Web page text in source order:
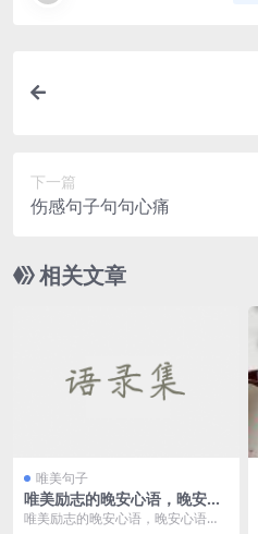
下一篇
伤感句子句句心痛
相关文章
唯美句子
唯美励志的晚安心语，晚安心
语励志语录
唯美励志的晚安心语，晚安心语励